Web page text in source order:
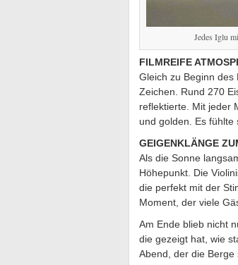
Jedes Iglu
FILMREIFE
Gleich zu Beginn des
Zeichen. Rund 270
reflektierte. Mit jeder
und golden. Es fühlte
GEIGENKLÄNGE
Als die Sonne
Höhepunkt. Die
die perfekt mit der
Moment, der viele
Am Ende blieb nicht
die gezeigt hat, wie
Abend, der die Berge